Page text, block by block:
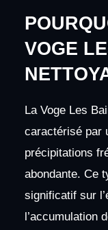
VOGE
La Voge Les
caractérisé par
précipitations
abondante. Ce
significatif sur
l’accumulation